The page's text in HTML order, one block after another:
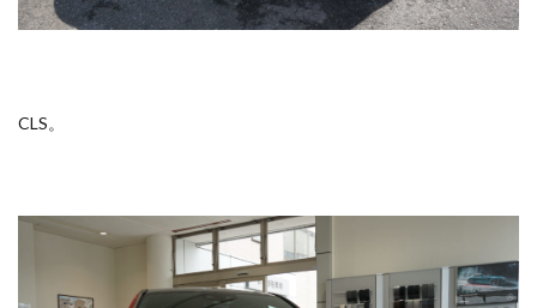
CLS。